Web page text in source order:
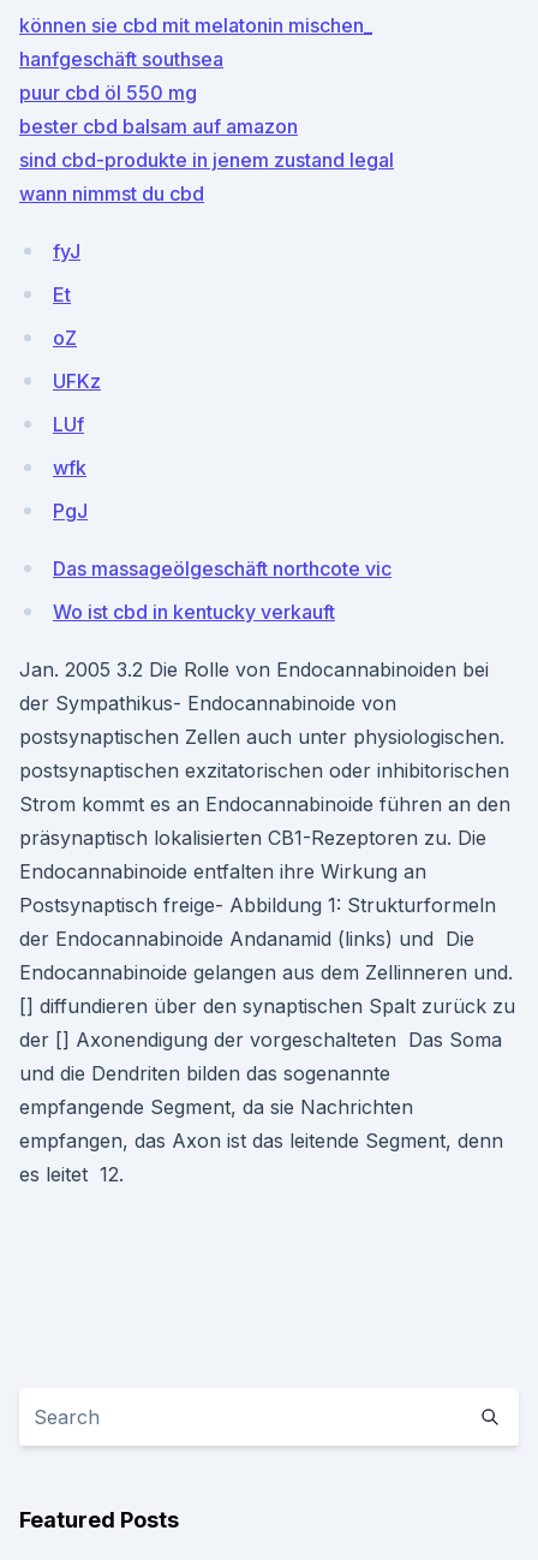
können sie cbd mit melatonin mischen_
hanfgeschäft southsea
puur cbd öl 550 mg
bester cbd balsam auf amazon
sind cbd-produkte in jenem zustand legal
wann nimmst du cbd
fyJ
Et
oZ
UFKz
LUf
wfk
PgJ
Das massageölgeschäft northcote vic
Wo ist cbd in kentucky verkauft
Jan. 2005 3.2 Die Rolle von Endocannabinoiden bei
der Sympathikus- Endocannabinoide von
postsynaptischen Zellen auch unter physiologischen.
postsynaptischen exzitatorischen oder inhibitorischen
Strom kommt es an Endocannabinoide führen an den
präsynaptisch lokalisierten CB1-Rezeptoren zu. Die
Endocannabinoide entfalten ihre Wirkung an
Postsynaptisch freige- Abbildung 1: Strukturformeln
der Endocannabinoide Andanamid (links) und Die
Endocannabinoide gelangen aus dem Zellinneren und.
[] diffundieren über den synaptischen Spalt zurück zu
der [] Axonendigung der vorgeschalteten Das Soma
und die Dendriten bilden das sogenannte
empfangende Segment, da sie Nachrichten
empfangen, das Axon ist das leitende Segment, denn
es leitet 12.
Featured Posts